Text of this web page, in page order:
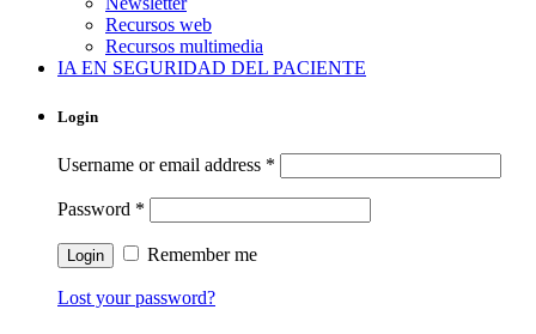
Recursos web
Recursos multimedia
IA EN SEGURIDAD DEL PACIENTE
Login
Username or email address *
Password *
Remember me
Lost your password?